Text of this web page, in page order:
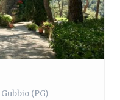
Gubbio (PG)